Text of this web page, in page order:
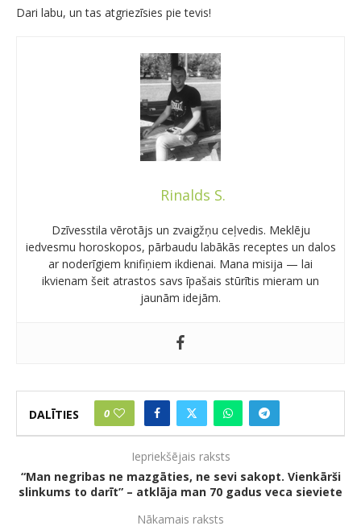
Dari labu, un tas atgriezīsies pie tevis!
Rinalds S.
Dzīvesstila vērotājs un zvaigžņu ceļvedis. Meklēju
iedvesmu horoskopos, pārbaudu labākās receptes un dalos
ar noderīgiem knifiņiem ikdienai. Mana misija — lai
ikvienam šeit atrastos savs īpašais stūrītis mieram un
jaunām idejām.
DALĪTIES 0
Iepriekšējais raksts
“Man negribas ne mazgāties, ne sevi sakopt. Vienkārši
slinkums to darīt” – atklāja man 70 gadus veca sieviete
Nākamais raksts